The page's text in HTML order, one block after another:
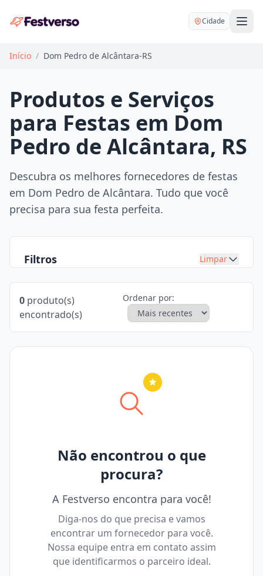
Cidade
Balões delivery
Decoração personalizada
Pegue e Monte
Festa na mesa
Mesas e cadeiras
Buffet
DJ
Início / Dom Pedro de Alcântara-RS
Produtos e Serviços
para Festas em Dom
Pedro de Alcântara, RS
Descubra os melhores fornecedores de festas
em Dom Pedro de Alcântara. Tudo que você
precisa para sua festa perfeita.
Filtros Limpar
Máximo
0 produto(s)
encontrado(s)
Ordenar por:
Não encontrou o que
procura?
A Festverso encontra para você!
Diga-nos do que precisa e vamos
encontrar um fornecedor para você.
Nossa equipe entra em contato assim
que identificarmos o parceiro ideal.